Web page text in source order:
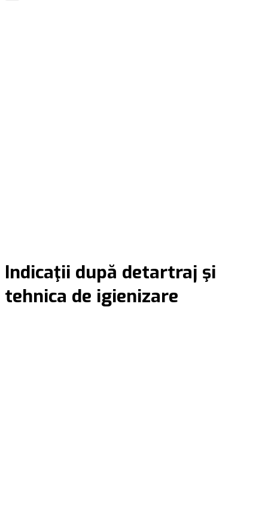
Indicaţii după detartraj şi
tehnica de igienizare